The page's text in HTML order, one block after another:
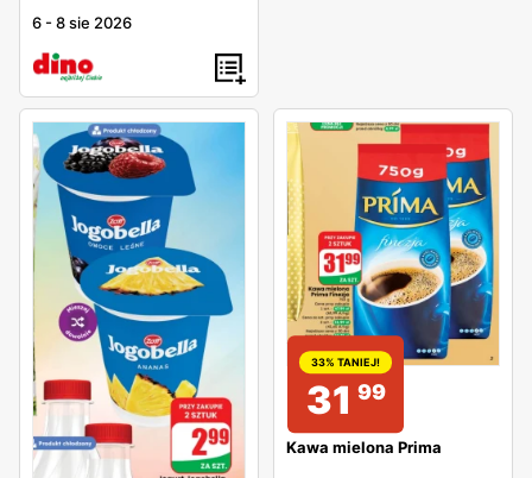
6 -8 sie 2026
33% TANIEJ!
31 99
Kawa mielona Prima